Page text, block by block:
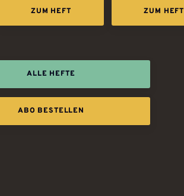
ZUM HEFT ZUM HEFT
ALLE HEFTE
ABO BESTELLEN